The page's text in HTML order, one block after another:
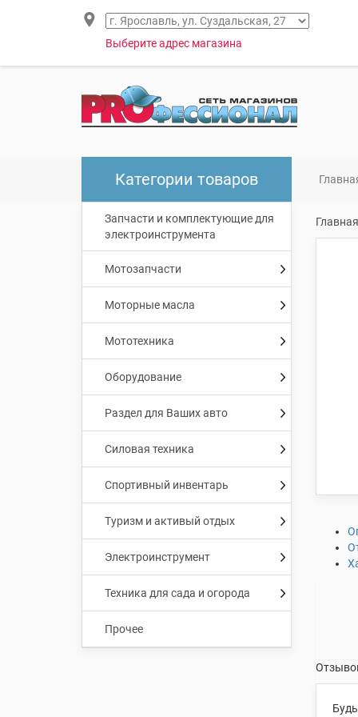
Выберите адрес магазина
Категории товаров
Запчасти и комплектующие для
электроинструмента
Мотозапчасти
Моторные масла
Мототехника
Оборудование
Раздел для Ваших авто
Силовая техника
Спортивный инвентарь
Туризм и активый отдых
Электроинструмент
Техника для сада и огорода
Прочее
Главная